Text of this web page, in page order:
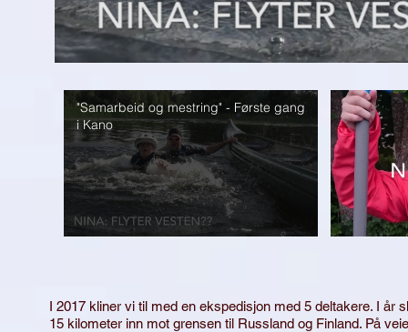
I 2017 kliner vi til med en ekspedisjon med 5 deltakere. I år
15 kilometer inn mot grensen til Russland og Finland. På
"Samarbeid og mestring" - Første gang
i Kano